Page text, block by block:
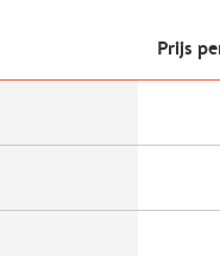
Prijs